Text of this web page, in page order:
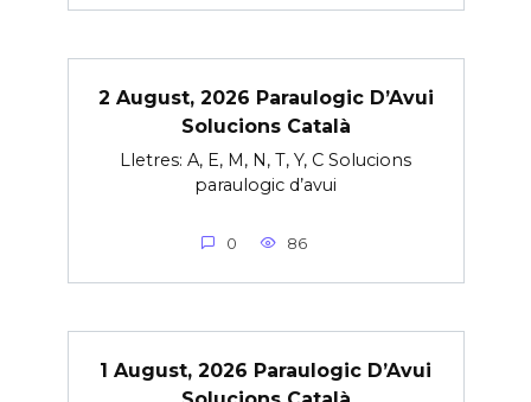
2 August, 2026 Paraulogic D’Avui
Solucions Català
Lletres: A, E, M, N, T, Y, C Solucions
paraulogic d’avui
0 86
1 August, 2026 Paraulogic D’Avui